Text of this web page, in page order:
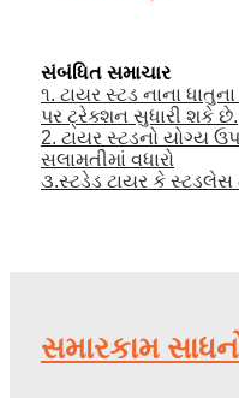
સંબંધિત સમાચાર
૧. ટાયર સ્ટડ નાના
પર ટ્રેક્શન સુધારી શકે છે.
2. ટાયર સ્ટડનો યોગ્ય
સલામતીમાં વધારો
૩.સ્ટડેડ ટાયર કે સ્ટડલેસ
સમારકામ